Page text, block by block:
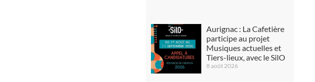
Aurignac : La Cafetière
participe au projet
Musiques actuelles et
Tiers-lieux, avec le SilO
8 août 2026